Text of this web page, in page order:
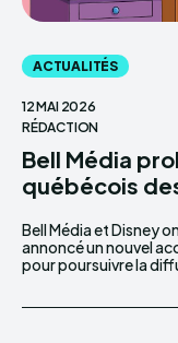
ACTUALITÉS
12 MAI 2026
RÉDACTION
Bell Média
québécois
Bell Média et Disney
annoncé un nouvel
pour poursuivre la
le doublage québécois de
série culte Les